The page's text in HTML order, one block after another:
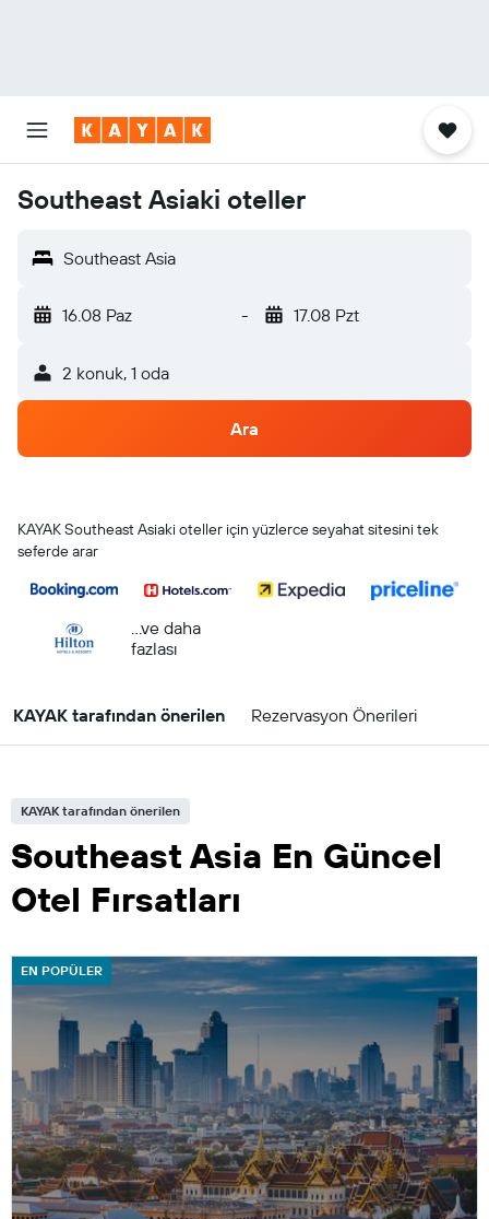
Southeast Asiaki oteller
Southeast Asia
16.08 Paz - 17.08 Pzt
2 konuk, 1 oda
Ara
KAYAK Southeast Asiaki oteller için yüzlerce seyahat sitesini tek
seferde arar
...ve daha
fazlası
KAYAK tarafından önerilen Rezervasyon Önerileri
KAYAK tarafından önerilen
Southeast Asia En Güncel
Otel Fırsatları
EN POPÜLER